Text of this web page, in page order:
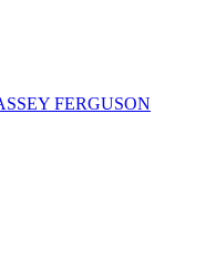
FERGUSON